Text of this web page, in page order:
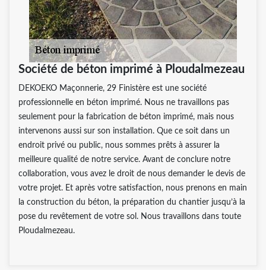
Société de béton imprimé à Ploudalmezeau
DEKOEKO Maçonnerie, 29 Finistère est une société
professionnelle en béton imprimé. Nous ne travaillons pas
seulement pour la fabrication de béton imprimé, mais nous
intervenons aussi sur son installation. Que ce soit dans un
endroit privé ou public, nous sommes prêts à assurer la
meilleure qualité de notre service. Avant de conclure notre
collaboration, vous avez le droit de nous demander le devis de
votre projet. Et après votre satisfaction, nous prenons en main
la construction du béton, la préparation du chantier jusqu’à la
pose du revêtement de votre sol. Nous travaillons dans toute
Ploudalmezeau.